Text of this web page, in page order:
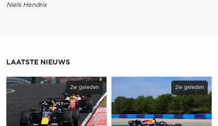
Niels Hendrix
LAATSTE NIEUWS
2w geleden 2w geleden